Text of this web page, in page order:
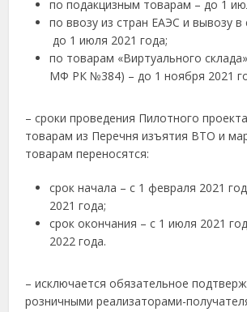
по подакцизным товарам – до 1
по ввозу из стран ЕАЭС и вывозу
до 1 июля 2021 года;
по товарам «Виртуального
МФ РК №384) – до 1 ноября 2021
– сроки проведения Пилотного
товарам из Перечня изъятия ВТО и
товарам переносятся:
срок начала – с 1 февраля 2021
2021 года;
срок окончания – с 1 июля 2021
2022 года.
– исключается обязательное
розничными реализаторами-